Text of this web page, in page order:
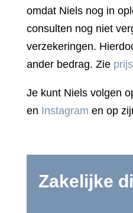
omdat Niels nog in
consulten nog niet
verzekeringen.
ander bedrag. Zie
Je kunt Niels volgen
en Instagram en op
Zakelijke